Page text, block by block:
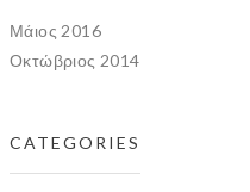
Μάιος 2016
Οκτώβριος 2014
CATEGORIES